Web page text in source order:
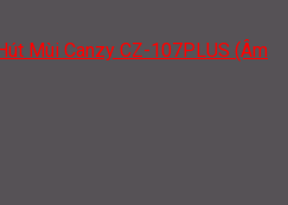
Mùi Canzy CZ-107PLUS (Âm